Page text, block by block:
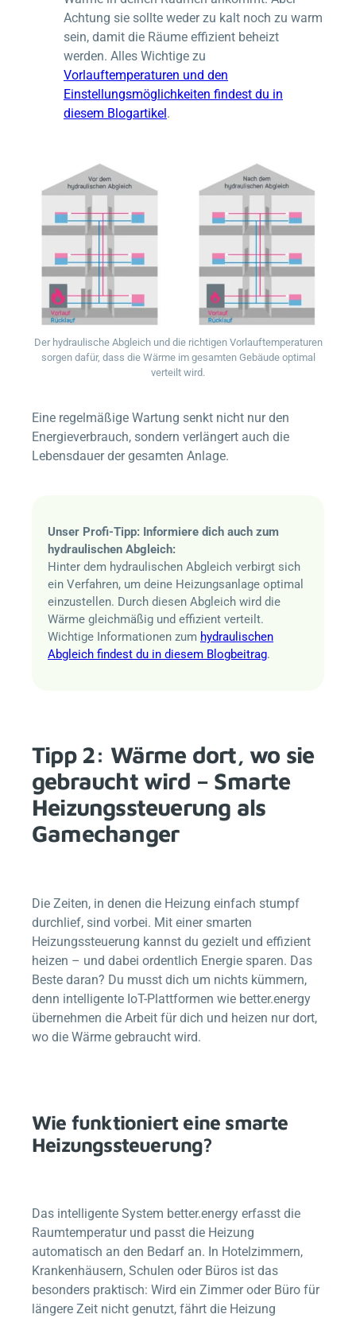
Achtung sie sollte weder zu kalt noch zu warm
sein, damit die Räume effizient beheizt
werden. Alles Wichtige zu
Vorlauftemperaturen und den
Einstellungsmöglichkeiten findest du in
diesem Blogartikel.
Der hydraulische Abgleich und die richtigen Vorlauftemperaturen
sorgen dafür, dass die Wärme im gesamten Gebäude optimal
verteilt wird.
Eine regelmäßige Wartung senkt nicht nur den
Energieverbrauch, sondern verlängert auch die
Lebensdauer der gesamten Anlage.
Unser Profi-Tipp: Informiere dich auch zum
hydraulischen Abgleich:
Hinter dem hydraulischen Abgleich verbirgt sich
ein Verfahren, um deine Heizungsanlage optimal
einzustellen. Durch diesen Abgleich wird die
Wärme gleichmäßig und effizient verteilt.
Wichtige Informationen zum hydraulischen
Abgleich findest du in diesem Blogbeitrag.
Tipp 2: Wärme dort, wo sie
gebraucht wird – Smarte
Heizungssteuerung als
Gamechanger
Die Zeiten, in denen die Heizung einfach stumpf
durchlief, sind vorbei. Mit einer smarten
Heizungssteuerung kannst du gezielt und effizient
heizen – und dabei ordentlich Energie sparen. Das
Beste daran? Du musst dich um nichts kümmern,
denn intelligente IoT-Plattformen wie better.energy
übernehmen die Arbeit für dich und heizen nur dort,
wo die Wärme gebraucht wird.
Wie funktioniert eine smarte
Heizungssteuerung?
Das intelligente System better.energy erfasst die
Raumtemperatur und passt die Heizung
automatisch an den Bedarf an. In Hotelzimmern,
Krankenhäusern, Schulen oder Büros ist das
besonders praktisch: Wird ein Zimmer oder Büro für
längere Zeit nicht genutzt, fährt die Heizung